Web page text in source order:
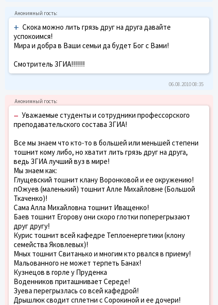
+ Скока можно лить грязь друг на друга давайте
успокоимся!
Мира и добра в Ваши семьи да будет Бог с Вами!
Смотритель ЗГИА!!!!!!!
06.08.2010 08:35
– Уважаемые студенты и сотрудники профессорского
преподавательского состава ЗГИА!
Все мы знаем что кто-то в большей или меньшей степени
тошнит кому либо, но хватит лить грязь друг на друга,
ведь ЗГИА лучший вуз в мире!
Мы знаем как:
Глущевский тошнит клану Воронковой и ее окружению!
пОжуев (маленький) тошнит Алле Михайловне (Большой
Ткаченко)!
Сама Алла Михайловна тошнит Иващенко!
Баев тошнит Егорову они скоро глотки поперегрызают
друг другу!
Курис тошнит всей кафедре Теплоенергетики (клону
семейства Яковлевых)!
Мных тошнит Свитанько и многим кто рвался в приему!
Мальованного не может терпеть Банах!
Кузнецов в горле у Пруденка
Воденников приташнивает Середе!
Зуева перегрызлась со всей кафедрой!
Дрышлюк сводит сплетни с Сорокиной и ее дочери!